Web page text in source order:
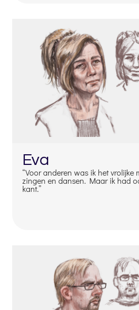
Eva
“Voor anderen was ik het vrolijke
zingen en dansen. Maar ik had
kant.”